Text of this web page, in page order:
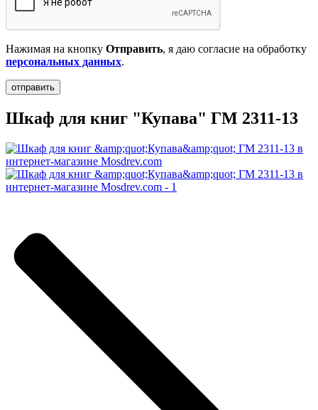
Нажимая на кнопку Отправить, я даю согласие на обработку
персональных данных.
Шкаф для книг "Купава" ГМ 2311-13